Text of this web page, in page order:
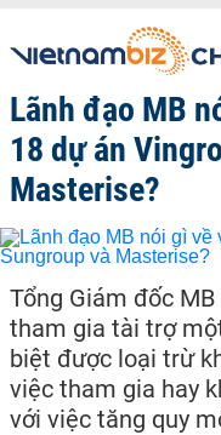
Lãnh đạo MB
18 dự án
Masterise?
Tổng Giám đốc
tham gia tài trợ
biệt được loại trừ
việc tham gia hay
với việc tăng quy